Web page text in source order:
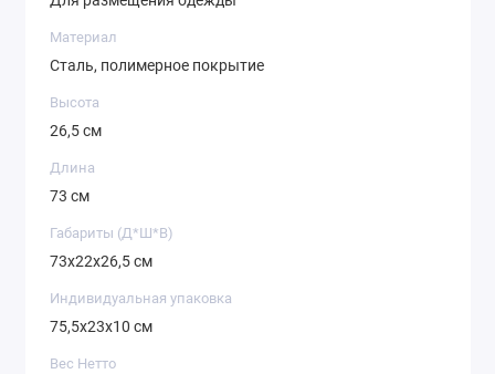
Материал
Сталь, полимерное покрытие
Высота
26,5 см
Длина
73 см
Габариты (Д*Ш*В)
73х22х26,5 см
Индивидуальная упаковка
75,5х23х10 см
Вес Нетто